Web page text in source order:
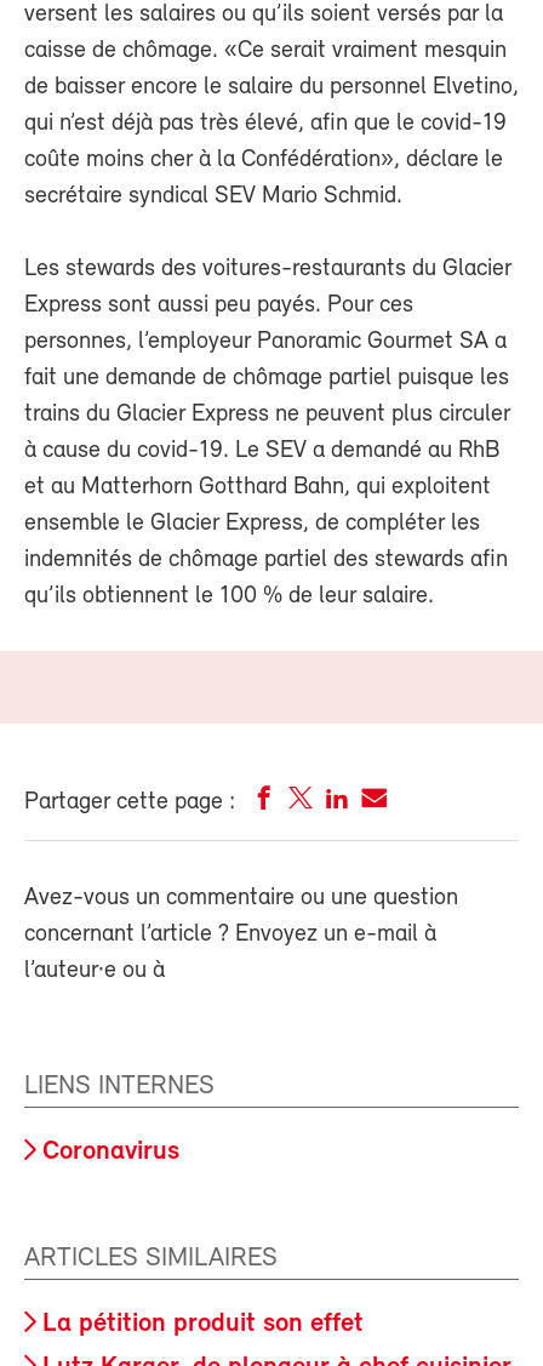
versent les salaires ou qu’ils soient versés par la
caisse de chômage. «Ce serait vraiment mesquin
de baisser encore le salaire du personnel Elvetino,
qui n’est déjà pas très élevé, afin que le covid-19
coûte moins cher à la Confédération», déclare le
secrétaire syndical SEV Mario Schmid.
Les stewards des voitures-restaurants du Glacier
Express sont aussi peu payés. Pour ces
personnes, l’employeur Panoramic Gourmet SA a
fait une demande de chômage partiel puisque les
trains du Glacier Express ne peuvent plus circuler
à cause du covid-19. Le SEV a demandé au RhB
et au Matterhorn Gotthard Bahn, qui exploitent
ensemble le Glacier Express, de compléter les
indemnités de chômage partiel des stewards afin
qu’ils obtiennent le 100 % de leur salaire.
Partager cette page :
Avez-vous un commentaire ou une question
concernant l’article ? Envoyez un e-mail à
l’auteur·e ou à
LIENS INTERNES
Coronavirus
ARTICLES SIMILAIRES
La pétition produit son effet